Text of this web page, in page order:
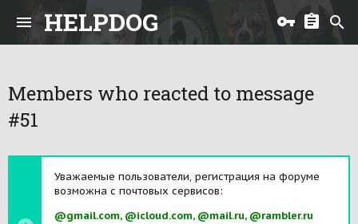
HELPDOG
Members who reacted to message
#51
Уважаемые пользователи, регистрация на форуме
возможна с почтовых сервисов:
@gmail.com, @icloud.com, @mail.ru, @rambler.ru